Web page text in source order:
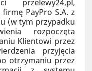
przelewy24.pl,
PayPro S.A. z
(w tym przypadku
rozpoczęta
Klientowi przez
przyjęcia
otrzymaniu przez